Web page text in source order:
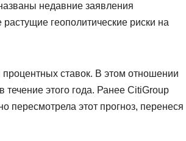
недавние заявления
геополитические риски на
ставок. В этом отношении
течение этого года. Ранее CitiGroup
пересмотрела этот прогноз, перенеся